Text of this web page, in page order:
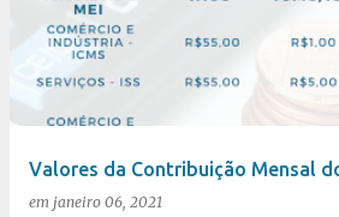
Valores da Contribuição Mensal
em janeiro 06, 2021